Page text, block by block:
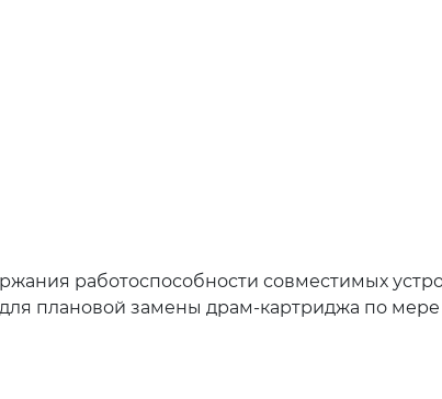
работоспособности совместимых
плановой замены драм-картриджа по